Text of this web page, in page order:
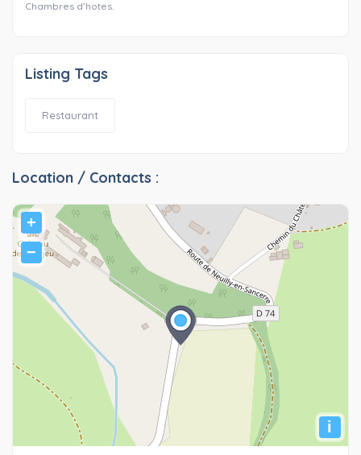
Chambres d’hotes.
Listing Tags
Restaurant
Location / Contacts :
+
−
i